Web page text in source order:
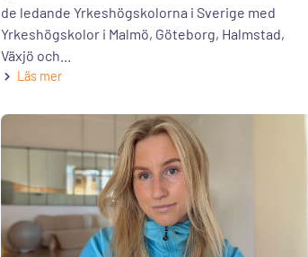
de ledande Yrkeshögskolorna i Sverige med
Yrkeshögskolor i Malmö, Göteborg, Halmstad,
Växjö och...
Läs mer